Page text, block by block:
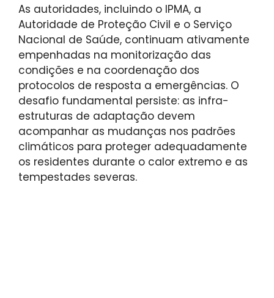
As autoridades, incluindo o IPMA, a
Autoridade de Proteção Civil e o Serviço
Nacional de Saúde, continuam ativamente
empenhadas na monitorização das
condições e na coordenação dos
protocolos de resposta a emergências. O
desafio fundamental persiste: as infra-
estruturas de adaptação devem
acompanhar as mudanças nos padrões
climáticos para proteger adequadamente
os residentes durante o calor extremo e as
tempestades severas.